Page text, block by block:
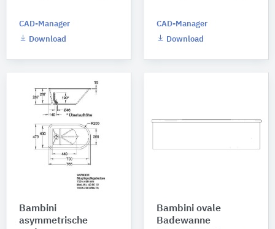
CAD-Manager
Download
CAD-Manager
Download
Bambini
asymmetrische
Bambini ovale
Badewanne